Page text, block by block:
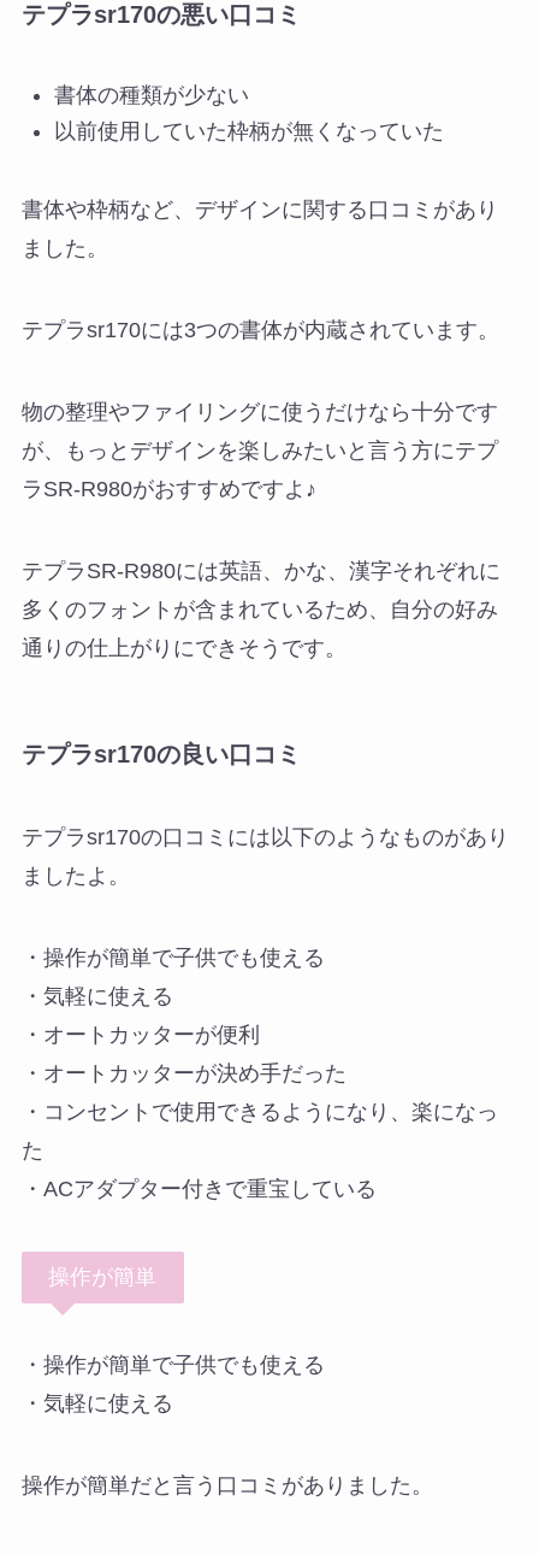
テプラsr170の悪い口コミ
書体の種類が少ない
以前使用していた枠柄が無くなっていた
書体や枠柄など、デザインに関する口コミがあり
ました。
テプラsr170には3つの書体が内蔵されています。
物の整理やファイリングに使うだけなら十分です
が、もっとデザインを楽しみたいと言う方にテプ
ラSR-R980がおすすめですよ♪
テプラSR-R980には英語、かな、漢字それぞれに
多くのフォントが含まれているため、自分の好み
通りの仕上がりにできそうです。
テプラsr170の良い口コミ
テプラsr170の口コミには以下のようなものがあり
ましたよ。
・操作が簡単で子供でも使える
・気軽に使える
・オートカッターが便利
・オートカッターが決め手だった
・コンセントで使用できるようになり、楽になっ
た
・ACアダプター付きで重宝している
操作が簡単
・操作が簡単で子供でも使える
・気軽に使える
操作が簡単だと言う口コミがありました。